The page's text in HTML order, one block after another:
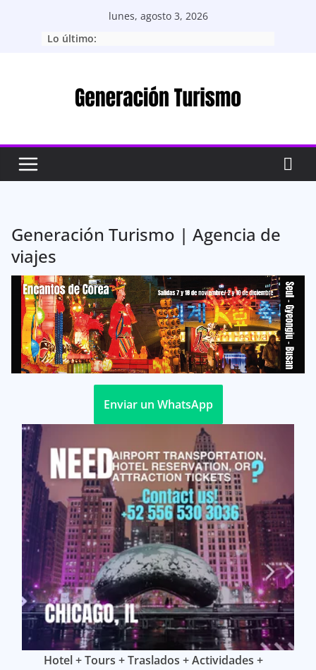
lunes, agosto 3, 2026
Lo último:
Generación Turismo | Agencia de
viajes
Enviar un WhatsApp
Hotel + Tours + Traslados + Actividades +